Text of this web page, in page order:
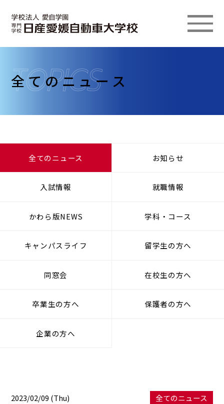
全てのニュース
全てのニュース お知らせ
入試情報 就職情報
かわら版NEWS 学科・コース
キャンパスライフ 留学生の方へ
同窓会 在校生の方へ
卒業生の方へ 保護者の方へ
企業の方へ
2023/02/09 (Thu) 全てのニュース